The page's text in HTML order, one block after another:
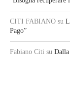
CITI FABIANO su
Pago”
Fabiano Citi su Dalla